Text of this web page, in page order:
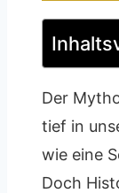
Der
tief in
wie eine
Doch